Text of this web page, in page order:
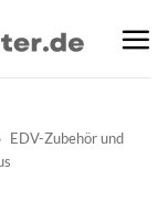
EDV-Zubehör und